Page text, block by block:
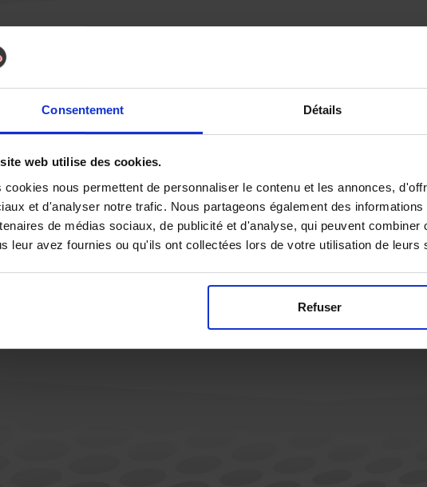
Consentement Détails
web utilise des cookies.
cookies nous permettent de personnaliser le contenu et les annonces,
et d'analyser notre trafic. Nous partageons également des
de médias sociaux, de publicité et d'analyse, qui peuvent
leur avez fournies ou qu'ils ont collectées lors de votre utilisation de leurs
Refuser
Une
Vous